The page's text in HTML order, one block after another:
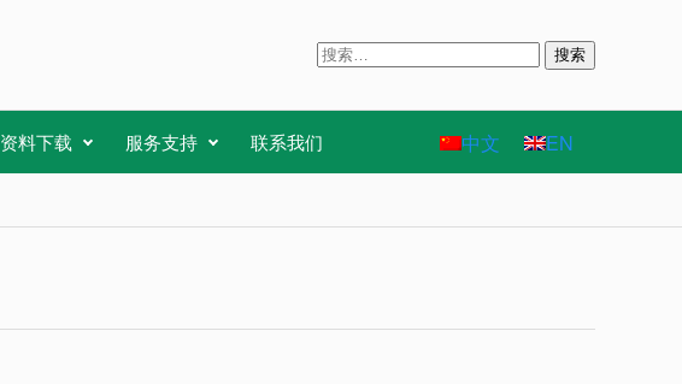
搜
资料下载 服务支持 联系我们 中文 EN